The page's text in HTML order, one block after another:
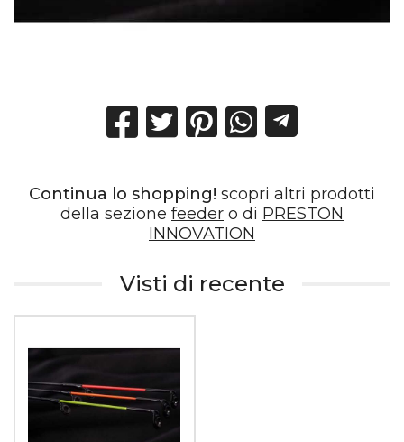
Continua lo shopping! scopri altri prodotti
della sezione feeder o di PRESTON
INNOVATION
Visti di recente